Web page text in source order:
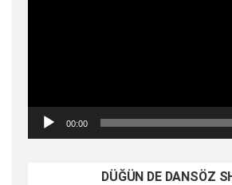
00:00
DÜĞÜN DE DANSÖZ